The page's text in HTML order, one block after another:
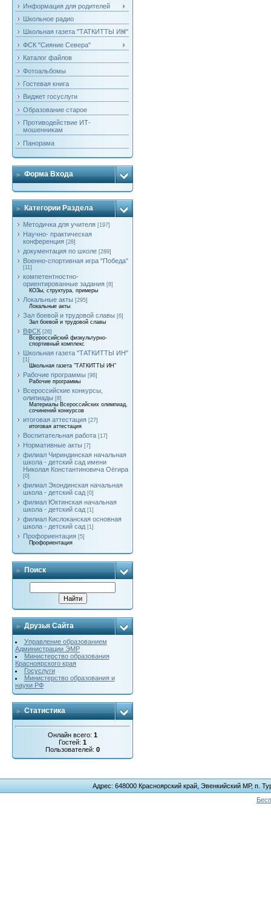
Информация для родителей
Школьное радио
Школьная газета "ТАТКИТТЫ ИН"
ФСК "Сияние Севера"
Каталог файлов
Фотоальбомы
Гостевая книга
Виджет госуслуги
Образование старое
Противодействие ИТ-
мошенникам
Панорама
Форма Входа
Категории Раздела
Методичка для учителя [197]
Научно- практическая
конференция [28]
документация по школе [289]
Военно-спортивная игра "Победа"
[11]
компетентностно-
ориентированные задания [8]
КОЗы, структура, примеры
Локальные акты [295]
Локальные акты
Зал боевой и трудовой славы [6]
Зал боевой и трудовой славы
ВФСК [26]
Всероссийский физкультурно-
спортивный комплекс
Школьная газета "ТАТКИТТЫ ИН"
[1]
Школьная газета "ТАТКИТТЫ ИН"
Рабочие программы [98]
Рабочие программы
Всероссийские конкурсы,
олипиады [8]
Материалы Всероссийских олимпиад,
сочинений конкурсов
итоговая аттестация [27]
итоговая аттестация
Воспитательная работа [17]
Нормативные акты [7]
филиал Чириндинская начальная
школа - детский сад имени
Николая Константиновича Оёгира
[0]
филиал Экондинская начальная
школа - детский сад [0]
филиал Юктинская начальная
школа - детский сад [1]
филиал Кислоканская основная
школа - детский сад [1]
Профориентация [5]
Профориентация
Поиск
Друзья Сайта
Управление образованием
Администрации ЭМР
Министерство образования
Красноярского края
Госуслуги
Министерство образования и
науки РФ
Статистика
Онлайн всего: 1
Гостей: 1
Пользователей: 0
Адрес: 648000 Красноярский край, Эвенкийский МР, п.